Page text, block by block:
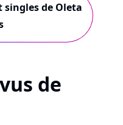
singles de Oleta
de